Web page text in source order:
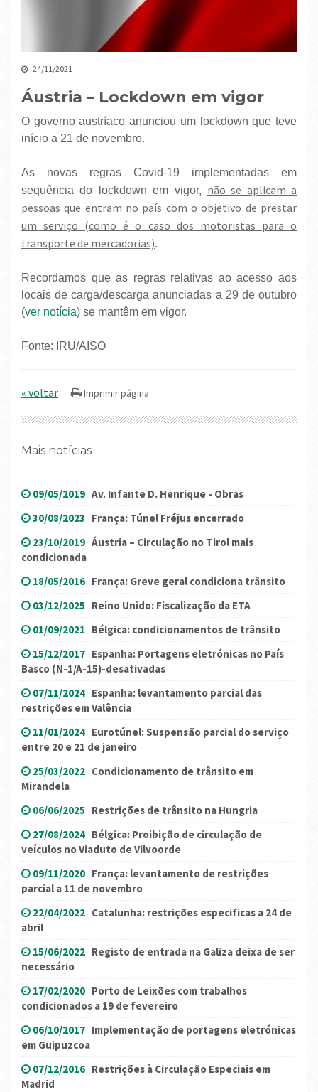
24/11/2021
Áustria – Lockdown em vigor
O governo austríaco anunciou um lockdown que teve
início a 21 de novembro.
As novas regras Covid-19 implementadas em
sequência do lockdown em vigor, não se aplicam a
pessoas que entram no país com o objetivo de prestar
um serviço (como é o caso dos motoristas para o
transporte de mercadorias).
Recordamos que as regras relativas ao acesso aos
locais de carga/descarga anunciadas a 29 de outubro
(ver notícia) se mantêm em vigor.
Fonte: IRU/AISO
« voltar
Mais notícias
09/05/2019 Av. Infante D. Henrique - Obras
30/08/2023 França: Túnel Fréjus encerrado
23/10/2019 Áustria – Circulação no Tirol mais
condicionada
18/05/2016 França: Greve geral condiciona trânsito
03/12/2025 Reino Unido: Fiscalização da ETA
01/09/2021 Bélgica: condicionamentos de trânsito
15/12/2017 Espanha: Portagens eletrónicas no País
Basco (N-1/A-15)-desativadas
07/11/2024 Espanha: levantamento parcial das
restrições em Valência
11/01/2024 Eurotúnel: Suspensão parcial do serviço
entre 20 e 21 de janeiro
25/03/2022 Condicionamento de trânsito em
Mirandela
06/06/2025 Restrições de trânsito na Hungria
27/08/2024 Bélgica: Proibição de circulação de
veículos no Viaduto de Vilvoorde
09/11/2020 França: levantamento de restrições
parcial a 11 de novembro
22/04/2022 Catalunha: restrições especificas a 24 de
abril
15/06/2022 Registo de entrada na Galiza deixa de ser
necessário
17/02/2020 Porto de Leixões com trabalhos
condicionados a 19 de fevereiro
06/10/2017 Implementação de portagens eletrónicas
em Guipuzcoa
07/12/2016 Restrições à Circulação Especiais em
Madrid